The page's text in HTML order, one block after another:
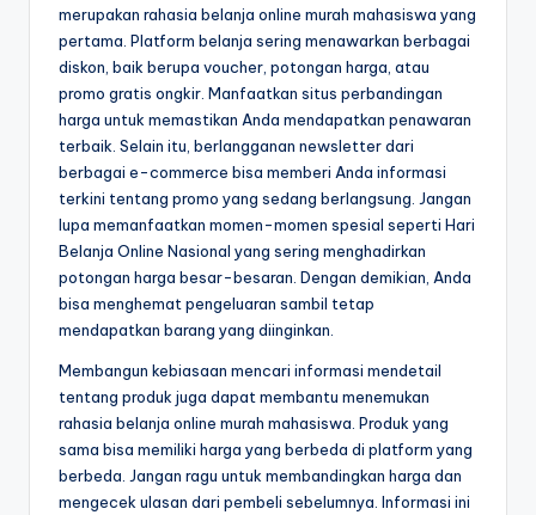
merupakan rahasia belanja online murah mahasiswa yang
pertama. Platform belanja sering menawarkan berbagai
diskon, baik berupa voucher, potongan harga, atau
promo gratis ongkir. Manfaatkan situs perbandingan
harga untuk memastikan Anda mendapatkan penawaran
terbaik. Selain itu, berlangganan newsletter dari
berbagai e-commerce bisa memberi Anda informasi
terkini tentang promo yang sedang berlangsung. Jangan
lupa memanfaatkan momen-momen spesial seperti Hari
Belanja Online Nasional yang sering menghadirkan
potongan harga besar-besaran. Dengan demikian, Anda
bisa menghemat pengeluaran sambil tetap
mendapatkan barang yang diinginkan.
Membangun kebiasaan mencari informasi mendetail
tentang produk juga dapat membantu menemukan
rahasia belanja online murah mahasiswa. Produk yang
sama bisa memiliki harga yang berbeda di platform yang
berbeda. Jangan ragu untuk membandingkan harga dan
mengecek ulasan dari pembeli sebelumnya. Informasi ini